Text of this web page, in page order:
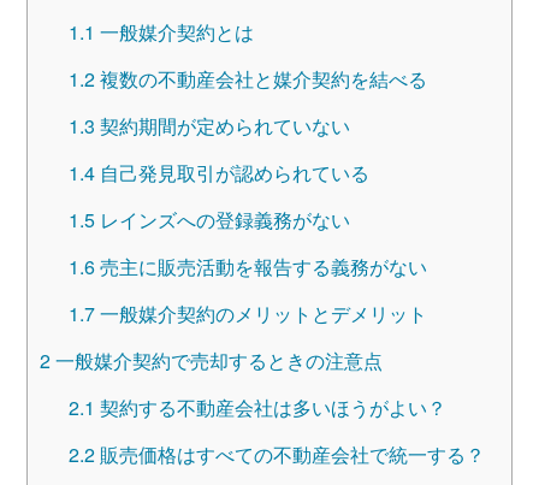
1.1 一般媒介契約とは
1.2複数の不動産会社と媒介契約を結べる
1.3 契約期間が定められていない
1.4自己発見取引が認められている
1.5レインズへの登録義務がない
1.6売主に販売活動を報告する義務がない
1.7一般媒介契約のメリットとデメリット
2一般媒介契約で売却するときの注意点
2.1 契約する不動産会社は多いほうがよい？
2.2販売価格はすべての不動産会社で統一する？